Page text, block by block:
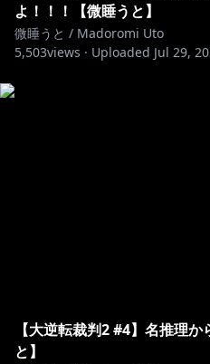
よ！！！【微睡うと】
微睡うと / Madoromi Uto
5,503views · Uploaded Jul 29,
【大逆転裁判2 #4】名推理
と】